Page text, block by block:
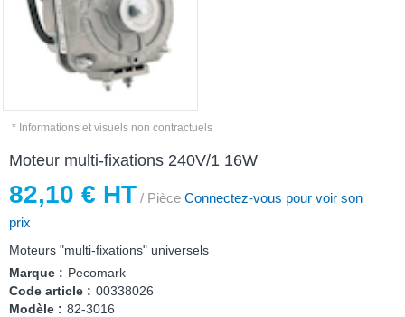
* Informations et visuels non contractuels
Moteur multi-fixations 240V/1 16W
82,10 € HT / Pièce Connectez-vous pour voir son
prix
Moteurs "multi-fixations" universels
Marque : Pecomark
Code article : 00338026
Modèle : 82-3016